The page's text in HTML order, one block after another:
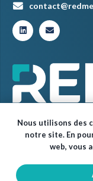
©
Nous utilisons des
notre site. En
web, vous